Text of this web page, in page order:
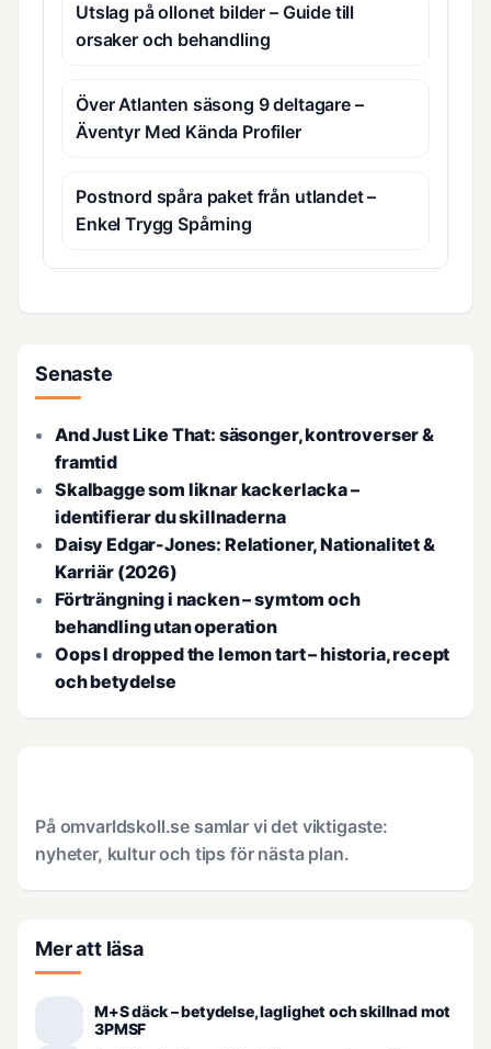
Utslag på ollonet bilder – Guide till
orsaker och behandling
Över Atlanten säsong 9 deltagare –
Äventyr Med Kända Profiler
Postnord spåra paket från utlandet –
Enkel Trygg Spårning
Senaste
And Just Like That: säsonger, kontroverser &
framtid
Skalbagge som liknar kackerlacka –
identifierar du skillnaderna
Daisy Edgar-Jones: Relationer, Nationalitet &
Karriär (2026)
Förträngning i nacken – symtom och
behandling utan operation
Oops I dropped the lemon tart – historia, recept
och betydelse
På omvarldskoll.se samlar vi det viktigaste:
nyheter, kultur och tips för nästa plan.
Mer att läsa
M+S däck – betydelse, laglighet och skillnad mot
3PMSF